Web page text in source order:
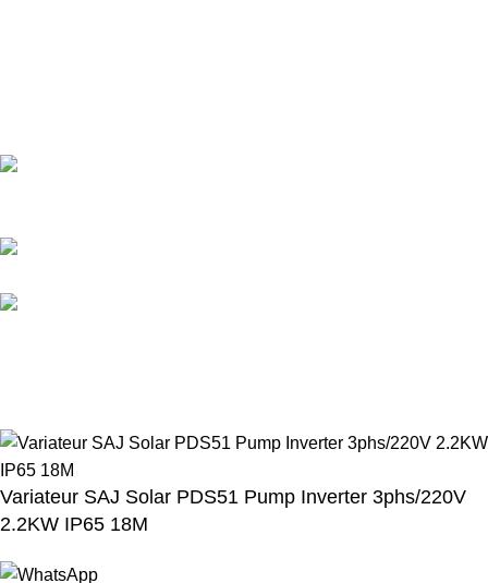
Variateur SAJ Solar PDS51 Pump Inverter 3phs/220V
2.2KW IP65 18M